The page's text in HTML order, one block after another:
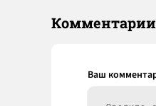
Комментарии